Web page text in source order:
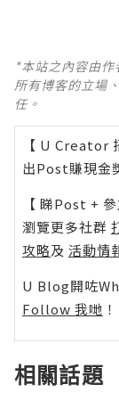
*本站之內容由
所有博客的立場
任。
【 U Creator
出Post賺現金
【 睇Post +
瀏覽更多社群
攻略及 活動情
U Blog開咗
Follow 我哋 ！
相關話題